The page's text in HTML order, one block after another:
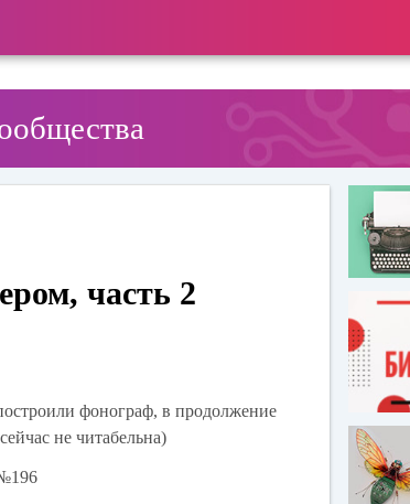
часть 2
фонограф, в продолжение
не читабельна)